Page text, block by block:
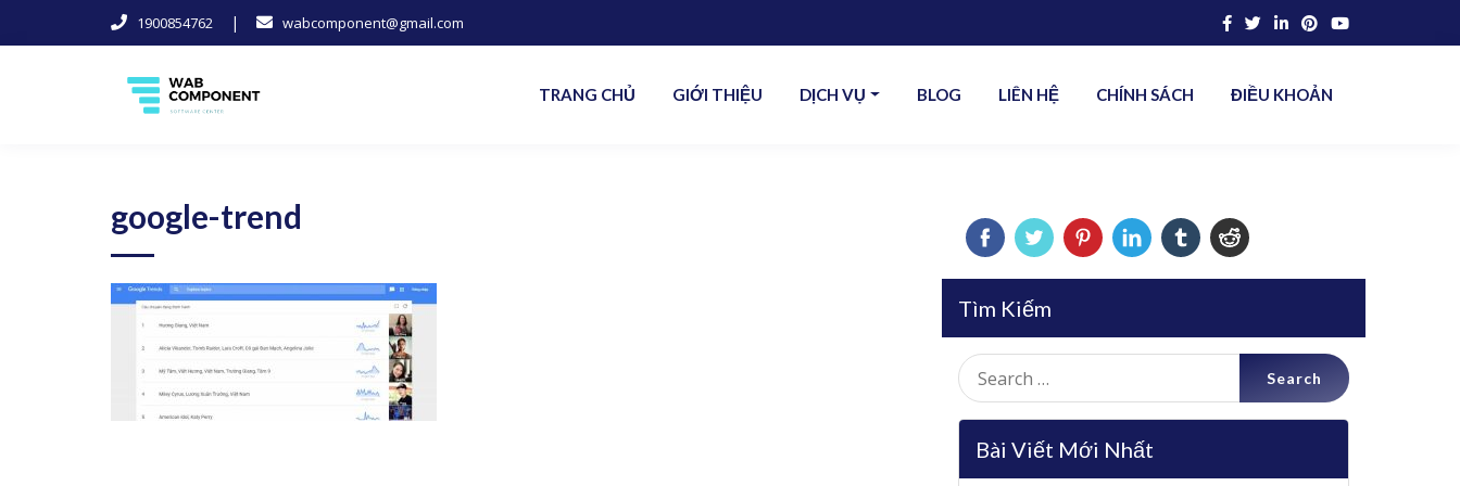
1900854762 | wabcomponent@gmail.com
TRANG CHỦ GIỚI THIỆU DỊCH VỤ BLOG LIÊN HỆ CHÍNH SÁCH ĐIỀU KHOẢN
google-trend
Tìm Kiếm
Search
for:
Bài Viết Mới Nhất